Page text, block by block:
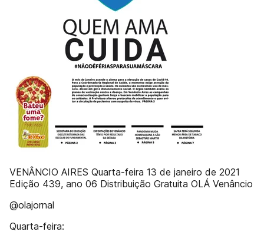
VENÂNCIO AIRES Quarta-feira 13 de janeiro de 2021
Edição 439, ano 06 Distribuição Gratuita OLÁ Venâncio
@olajornal
Quarta-feira: